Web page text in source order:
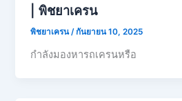
| พิชยาเครน
พิชยาเครน/กันยายน 10, 2025
กำลังมองหารถเครนหรือ